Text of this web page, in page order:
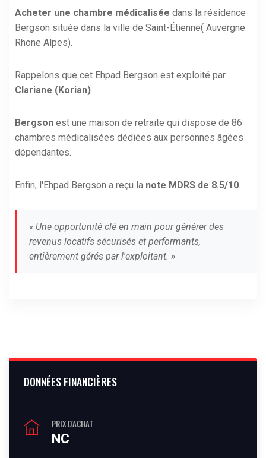
Acheter une chambre médicalisée dans la résidence
Bergson située dans la ville de Saint-Étienne( Auvergne
Rhone Alpes).
Rappelons que cet Ehpad Bergson est exploité par
Clariane (Korian) .
Bergson est une maison de retraite qui dispose de 86
chambres médicalisées dédiées aux personnes âgées
dépendantes.
Enfin, l'Ehpad Bergson a reçu la note MDRS de 8.5/10.
« Une opportunité clé en main pour générer des
revenus locatifs sécurisés et performants,
entièrement gérés par l'exploitant. »
DONNÉES FINANCIÈRES
PRIX D'ACHAT
NC